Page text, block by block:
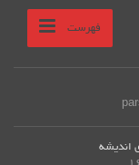
فهرست
اندیشه